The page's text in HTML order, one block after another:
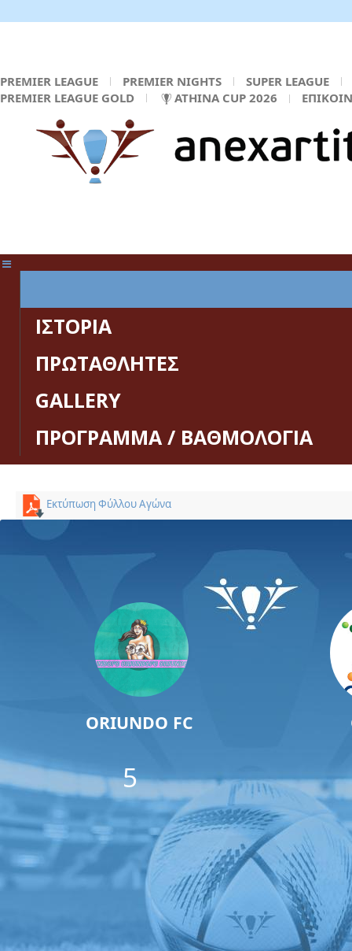
PREMIER LEAGUE PREMIER NIGHTS
SUPER LEAGUE
PREMIER LEAGUE GOLD
ATHINA CUP 2026
ΙΣΤΟΡΙΑ
ΠΡΩΤΑΘΛΗΤΕΣ
GALLERY
ΠΡΟΓΡΑΜΜΑ / ΒΑΘΜΟΛΟΓΙΑ
Εκτύπωση Φύλλου Αγώνα
ORIUNDO FC
5